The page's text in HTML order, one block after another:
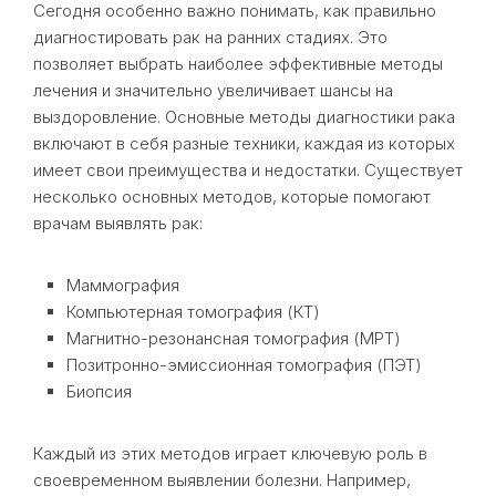
Сегодня особенно важно понимать, как правильно
диагностировать рак на ранних стадиях. Это
позволяет выбрать наиболее эффективные методы
лечения и значительно увеличивает шансы на
выздоровление. Основные методы диагностики рака
включают в себя разные техники, каждая из которых
имеет свои преимущества и недостатки. Существует
несколько основных методов, которые помогают
врачам выявлять рак:
Маммография
Компьютерная томография (КТ)
Магнитно-резонансная томография (МРТ)
Позитронно-эмиссионная томография (ПЭТ)
Биопсия
Каждый из этих методов играет ключевую роль в
своевременном выявлении болезни. Например,